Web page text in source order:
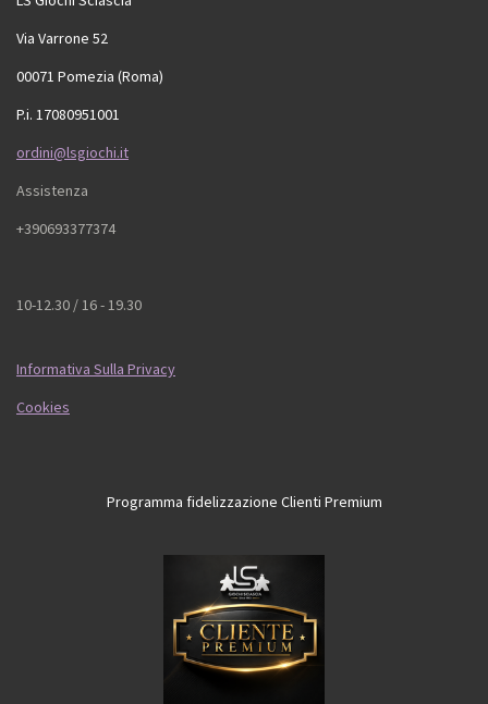
Via Varrone 52
00071 Pomezia (Roma)
P.i. 17080951001
ordini@lsgiochi.it
Assistenza
+390693377374
10-12.30 / 16 - 19.30
Informativa Sulla Privacy
Cookies
Programma fidelizzazione Clienti Premium